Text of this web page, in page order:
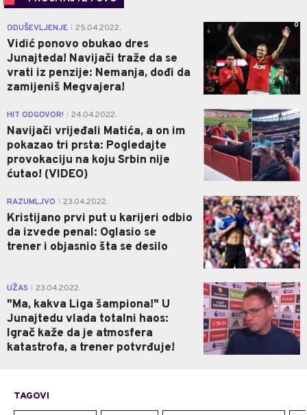
ODUŠEVLJENJE 25.04.2022.
Vidić ponovo obukao dres
Junajteda! Navijači traže da se
vrati iz penzije: Nemanja, dođi da
zamijeniš Megvajera!
0
HIT ODGOVOR! 24.04.2022.
Navijači vrijeđali Matića, a on im
pokazao tri prsta: Pogledajte
provokaciju na koju Srbin nije
ćutao! (VIDEO)
0
RAZUMLJVO 23.04.2022.
Kristijano prvi put u karijeri odbio
da izvede penal: Oglasio se
trener i objasnio šta se desilo
0
UŽAS 23.04.2022.
"Ma, kakva Liga šampiona!" U
Junajtedu vlada totalni haos:
Igrač kaže da je atmosfera
katastrofa, a trener potvrđuje!
0
TAGOVI